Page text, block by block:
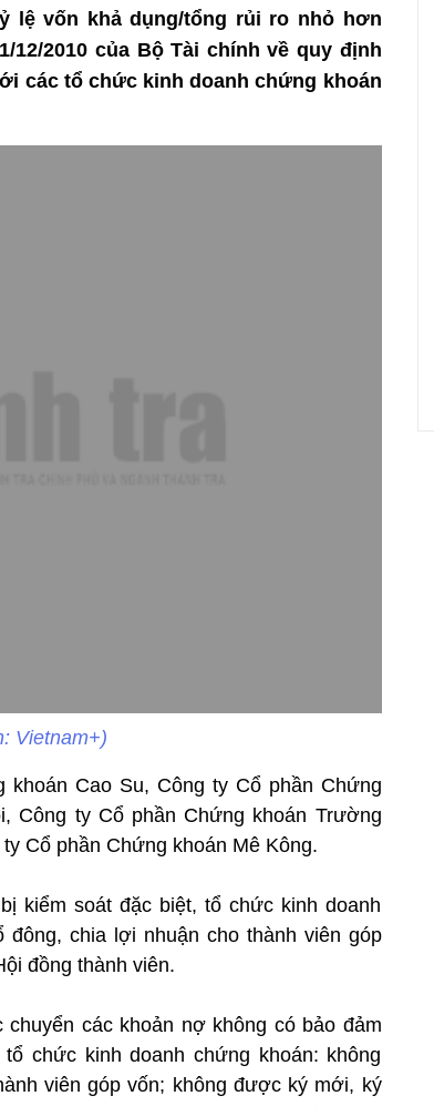
lệ vốn khả dụng/tổng rủi ro nhỏ hơn
12/2010 của Bộ Tài chính về quy định
các tổ chức kinh doanh chứng khoán
Vietnam+)
Cao Su, Công ty Cổ phần Chứng
Công ty Cổ phần Chứng khoán Trường
Cổ phần Chứng khoán Mê Kông.
kiểm soát đặc biệt, tổ chức kinh doanh
chia lợi nhuận cho thành viên góp
đồng thành viên.
các khoản nợ không có bảo đảm
chức kinh doanh chứng khoán: không
viên góp vốn; không được ký mới, ký